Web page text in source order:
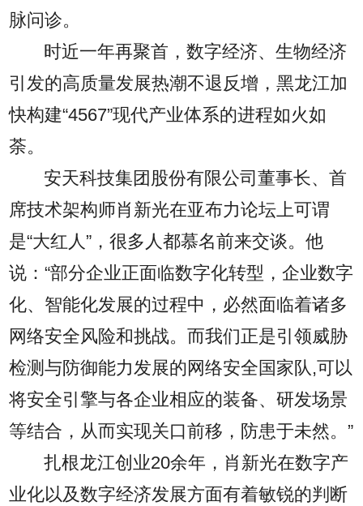
脉问诊。
时近一年再聚首，数字经济、生物经济
引发的高质量发展热潮不退反增，黑龙江加
快构建“4567”现代产业体系的进程如火如
荼。
安天科技集团股份有限公司董事长、首
席技术架构师肖新光在亚布力论坛上可谓
是“大红人”，很多人都慕名前来交谈。他
说：“部分企业正面临数字化转型，企业数字
化、智能化发展的过程中，必然面临着诸多
网络安全风险和挑战。而我们正是引领威胁
检测与防御能力发展的网络安全国家队,可以
将安全引擎与各企业相应的装备、研发场景
等结合，从而实现关口前移，防患于未然。”
扎根龙江创业20余年，肖新光在数字产
业化以及数字经济发展方面有着敏锐的判断